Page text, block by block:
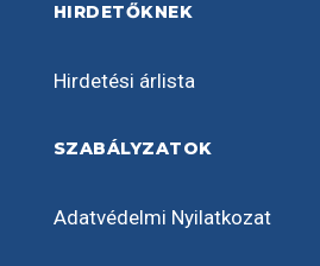
HIRDETŐKNEK
Hirdetési árlista
SZABÁLYZATOK
Adatvédelmi Nyilatkozat